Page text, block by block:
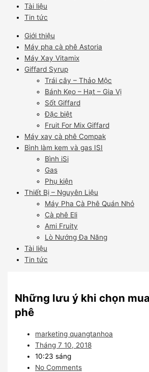
Tài liệu
Tin tức
Giới thiệu
Máy pha cà phê Astoria
Máy Xay Vitamix
Giffard Syrup
Trái cây – Thảo Mộc
Bánh Kẹo – Hạt – Gia Vị
Sốt Giffard
Đặc biệt
Fruit For Mix Giffard
Máy xay cà phê Compak
Bình làm kem và gas ISI
Bình iSi
Gas
Phụ kiện
Thiết Bị – Nguyên Liệu
Máy Pha Cà Phê Quán Nhỏ
Cà phê Eli
Ami Fruity
Lò Nướng Đa Năng
Tài liệu
Tin tức
Những lưu ý khi chọn
phê
marketing quangtanhoa
Tháng 7 10, 2018
10:23 sáng
No Comments